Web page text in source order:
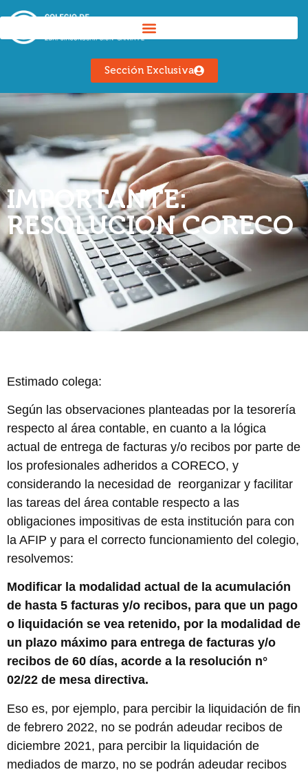
Sección Exclusiva
IMPORTANTE:
RESOLUCION CORECO
Estimado colega:
Según las observaciones planteadas por la tesorería
respecto al área contable, en cuanto a la lógica
actual de entrega de facturas y/o recibos por parte de
los profesionales adheridos a CORECO, y
considerando la necesidad de reorganizar y facilitar
las tareas del área contable respecto a las
obligaciones impositivas de esta institución para con
la AFIP y para el correcto funcionamiento del colegio,
resolvemos:
Modificar la modalidad actual de la acumulación
de hasta 5 facturas y/o recibos, para que un pago
o liquidación se vea retenido, por la modalidad de
un plazo máximo para entrega de facturas y/o
recibos de 60 días, acorde a la resolución n°
02/22 de mesa directiva.
Eso es, por ejemplo, para percibir la liquidación de fin
de febrero 2022, no se podrán adeudar recibos de
diciembre 2021, para percibir la liquidación de
mediados de marzo, no se podrán adeudar recibos